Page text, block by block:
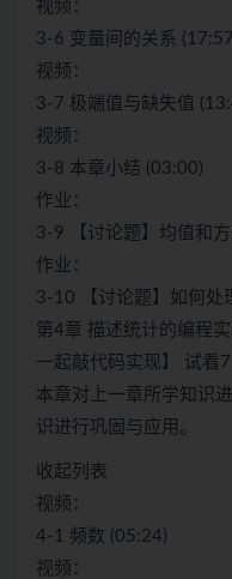
视频：
3-6 变量间的关系
视频：
3-7 极端值与缺失值
视频：
3-8 本章小结 (03:00)
作业：
3-9 【讨论题】均值和
作业：
3-10 【讨论题】如何处
第4章 描述统计的编程
一起敲代码实现】 试看
本章对上一章所学知识
识进行巩固与应用。
收起列表
视频：
4-1 频数 (05:24)
视频：